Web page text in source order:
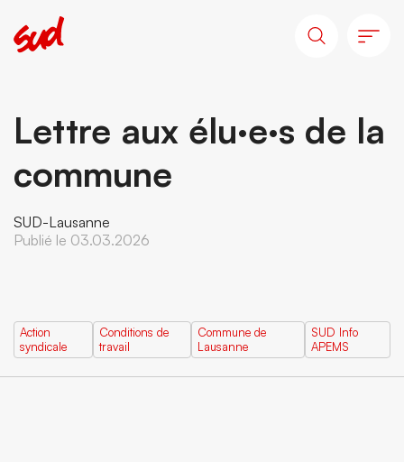
Lettre aux élu·e·s de la
commune
SUD-Lausanne
Publié le 03.03.2026
Action
syndicale
Conditions de
travail
Commune de
Lausanne
SUD Info
APEMS